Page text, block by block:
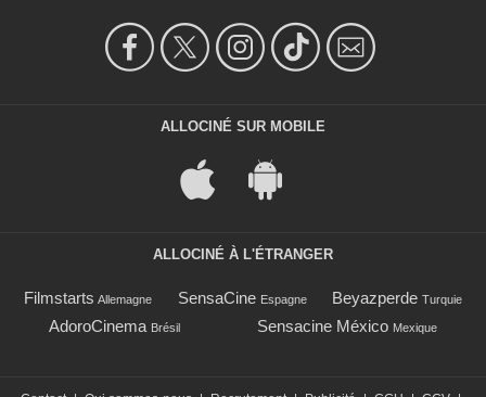
ALLOCINÉ SUR MOBILE
ALLOCINÉ À L'ÉTRANGER
Filmstarts Allemagne SensaCine Espagne Beyazperde Turquie
AdoroCinema Brésil Sensacine México Mexique